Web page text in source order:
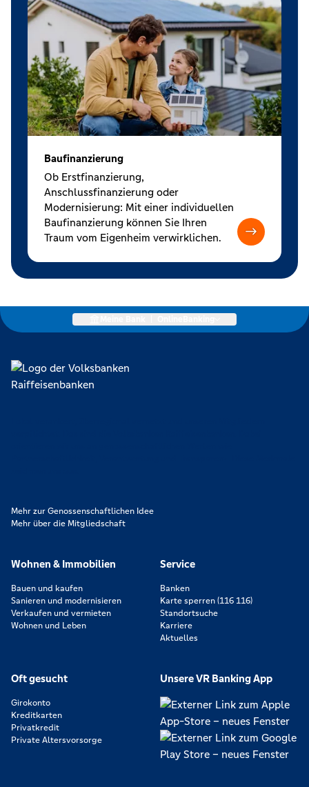
Baufinanzierung
Ob Erstfinanzierung,
Anschlussfinanzierung oder
Modernisierung: Mit einer individuellen
Baufinanzierung können Sie Ihren
Traum vom Eigenheim verwirklichen.
Mehr zur Genossenschaftlichen Idee
Mehr über die Mitgliedschaft
Wohnen & Immobilien
Bauen und kaufen
Sanieren und modernisieren
Verkaufen und vermieten
Wohnen und Leben
Service
Banken
Karte sperren (116 116)
Standortsuche
Karriere
Aktuelles
Oft gesucht
Girokonto
Kreditkarten
Privatkredit
Private Altersvorsorge
Unsere VR Banking App